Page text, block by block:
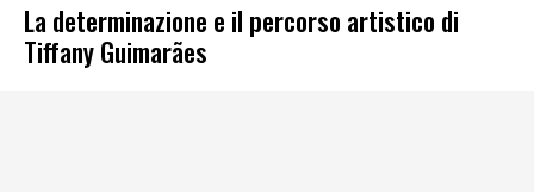
La determinazione e il percorso artistico di
Tiffany Guimarães